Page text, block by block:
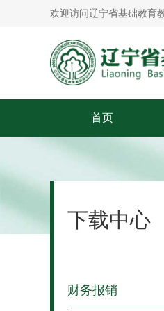
欢迎访问辽宁省基础教育
首页
下载中心
财务报销